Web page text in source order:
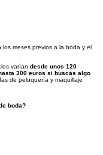
meses previos a la boda y el
varían desde unos 120
300 euros si buscas algo
de peluquería y maquillaje
boda?